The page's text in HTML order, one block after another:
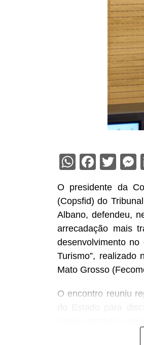
O presidente da
(Copsfid) do
Albano, defendeu,
arrecadação mais
desenvolvimento
Turismo”,
Mato Grosso
O encontro reuniu
do TCE-MT,